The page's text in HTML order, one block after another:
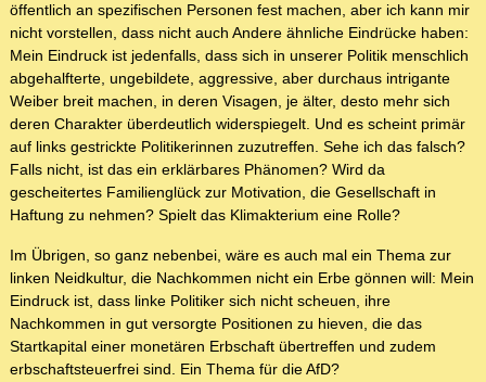
öffentlich an spezifischen Personen fest machen, aber ich kann mir
nicht vorstellen, dass nicht auch Andere ähnliche Eindrücke haben:
Mein Eindruck ist jedenfalls, dass sich in unserer Politik menschlich
abgehalfterte, ungebildete, aggressive, aber durchaus intrigante
Weiber breit machen, in deren Visagen, je älter, desto mehr sich
deren Charakter überdeutlich widerspiegelt. Und es scheint primär
auf links gestrickte Politikerinnen zuzutreffen. Sehe ich das falsch?
Falls nicht, ist das ein erklärbares Phänomen? Wird da
gescheitertes Familienglück zur Motivation, die Gesellschaft in
Haftung zu nehmen? Spielt das Klimakterium eine Rolle?
Im Übrigen, so ganz nebenbei, wäre es auch mal ein Thema zur
linken Neidkultur, die Nachkommen nicht ein Erbe gönnen will: Mein
Eindruck ist, dass linke Politiker sich nicht scheuen, ihre
Nachkommen in gut versorgte Positionen zu hieven, die das
Startkapital einer monetären Erbschaft übertreffen und zudem
erbschaftsteuerfrei sind. Ein Thema für die AfD?